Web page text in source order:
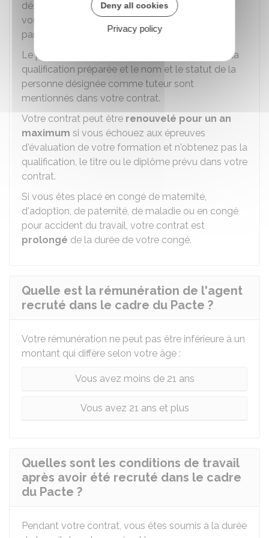
désigné tuteur pour vous accueillir, vous guider,
vous apporter tout conseil utile et suivre votre
parcours de formation.
Le programme de formation, l'intitulé précis de la
qualification préparée et le nom et le statut de la
personne désignée comme tuteur sont
mentionnés dans votre contrat.
Votre contrat peut être renouvelé pour un an
maximum si vous échouez aux épreuves
d'évaluation de votre formation et n'obtenez pas la
qualification, le titre ou le diplôme prévu dans votre
contrat.
Si vous êtes placé en congé de maternité,
d'adoption, de paternité, de maladie ou en congé
pour accident du travail, votre contrat est
prolongé de la durée de votre congé.
Quelle est la rémunération de l'agent
recruté dans le cadre du Pacte ?
Votre rémunération ne peut pas être inférieure à un
montant qui diffère selon votre âge :
Vous avez moins de 21 ans
Vous avez 21 ans et plus
Quelles sont les conditions de travail
après avoir été recruté dans le cadre
du Pacte ?
Pendant votre contrat, vous êtes soumis à la durée
Deny all cookies
Privacy policy